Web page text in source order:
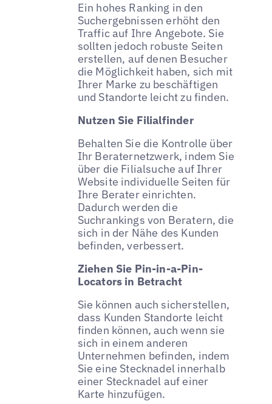
Ein hohes Ranking in den
Suchergebnissen erhöht den
Traffic auf Ihre Angebote. Sie
sollten jedoch robuste Seiten
erstellen, auf denen Besucher
die Möglichkeit haben, sich mit
Ihrer Marke zu beschäftigen
und Standorte leicht zu finden.
Nutzen Sie Filialfinder
Behalten Sie die Kontrolle über
Ihr Beraternetzwerk, indem Sie
über die Filialsuche auf Ihrer
Website individuelle Seiten für
Ihre Berater einrichten.
Dadurch werden die
Suchrankings von Beratern, die
sich in der Nähe des Kunden
befinden, verbessert.
Ziehen Sie Pin-in-a-Pin-
Locators in Betracht
Sie können auch sicherstellen,
dass Kunden Standorte leicht
finden können, auch wenn sie
sich in einem anderen
Unternehmen befinden, indem
Sie eine Stecknadel innerhalb
einer Stecknadel auf einer
Karte hinzufügen.